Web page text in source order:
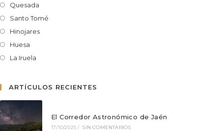
Quesada
Santo Tomé
Hinojares
Huesa
La Iruela
ARTÍCULOS RECIENTES
El Corredor Astronómico de Jaén
17/10/2025 / SIN COMENTARIOS